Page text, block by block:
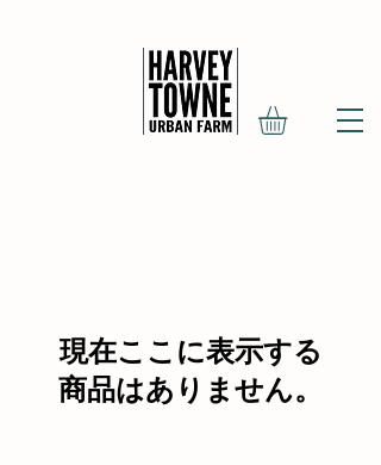
現在ここに表示する
商品はありません。